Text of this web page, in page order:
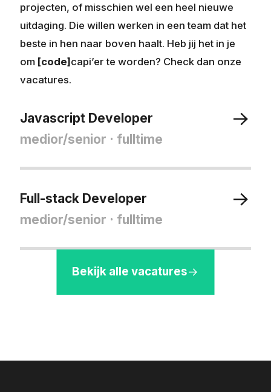
projecten, of misschien wel een heel nieuwe
uitdaging. Die willen werken in een team dat het
beste in hen naar boven haalt. Heb jij het in je
om code capi’er te worden? Check dan onze
vacatures.
Javascript Developer
medior/senior · fulltime
Full-stack Developer
medior/senior · fulltime
Bekijk alle vacatures